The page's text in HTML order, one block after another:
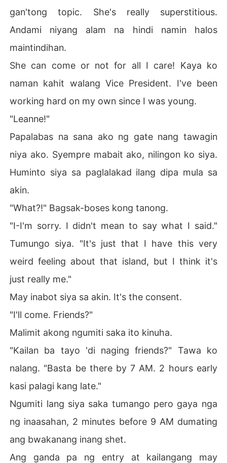
gan'tong topic. She's really superstitious.
Andami niyang alam na hindi namin halos
maintindihan.
She can come or not for all I care! Kaya ko
naman kahit walang Vice President. I've been
working hard on my own since I was young.
"Leanne!"
Papalabas na sana ako ng gate nang tawagin
niya ako. Syempre mabait ako, nilingon ko siya.
Huminto siya sa paglalakad ilang dipa mula sa
akin.
"What?!" Bagsak-boses kong tanong.
"I-I'm sorry. I didn't mean to say what I said."
Tumungo siya. "It's just that I have this very
weird feeling about that island, but I think it's
just really me."
May inabot siya sa akin. It's the consent.
"I'll come. Friends?"
Malimit akong ngumiti saka ito kinuha.
"Kailan ba tayo 'di naging friends?" Tawa ko
nalang. "Basta be there by 7 AM. 2 hours early
kasi palagi kang late."
Ngumiti lang siya saka tumango pero gaya nga
ng inaasahan, 2 minutes before 9 AM dumating
ang bwakanang inang shet.
Ang ganda pa ng entry at kailangang may